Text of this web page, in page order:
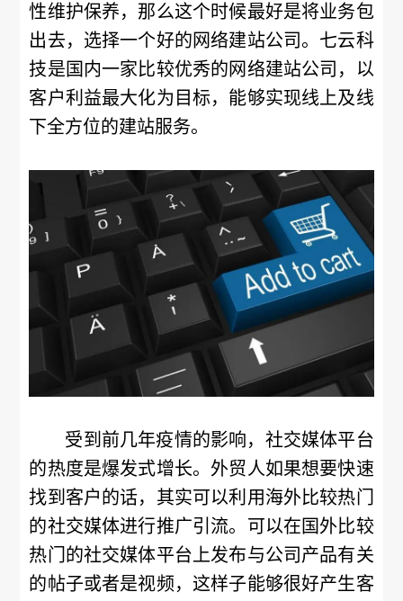
性维护保养，那么这个时候最好是将业务包
出去，选择一个好的网络建站公司。七云科
技是国内一家比较优秀的网络建站公司，以
客户利益最大化为目标，能够实现线上及线
下全方位的建站服务。
受到前几年疫情的影响，社交媒体平台
的热度是爆发式增长。外贸人如果想要快速
找到客户的话，其实可以利用海外比较热门
的社交媒体进行推广引流。可以在国外比较
热门的社交媒体平台上发布与公司产品有关
的帖子或者是视频，这样子能够很好产生客